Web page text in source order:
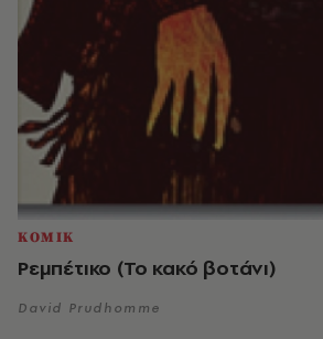
ΚΟΜΙΚ
Ρεμπέτικο (Το κακό βοτάνι)
David Prudhomme